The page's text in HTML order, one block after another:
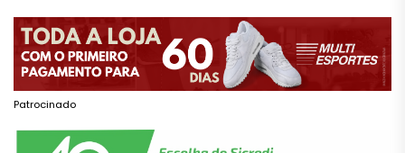
Patrocinado